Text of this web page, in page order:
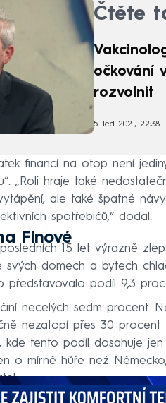
Čtěte
očkování
rozvolnit
5. led 2021, 22:38
financí na otop není
„Roli hraje také
ale také špatné
spotřebičů,“ dodal.
Finové
15 let výrazně
domech a bytech
představovalo podíl 9,3
necelých sedm procent.
nezatopí přes 30
kde tento podíl dosahuje
o mírně hůře než